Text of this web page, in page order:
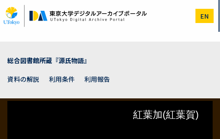
イ
ン
EN
総合図書館所蔵『源氏物語』
資料の解説
利用条件 利用報告